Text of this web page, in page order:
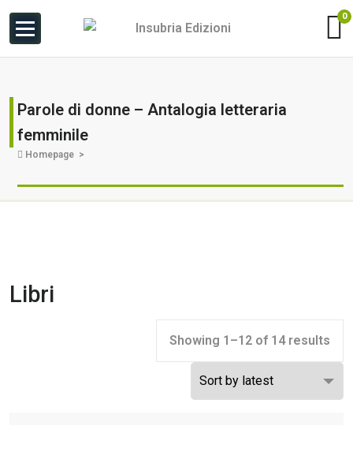
0
Parole di donne – Antalogia letteraria
femminile
Homepage >
Libri
Showing 1–12 of 14 results